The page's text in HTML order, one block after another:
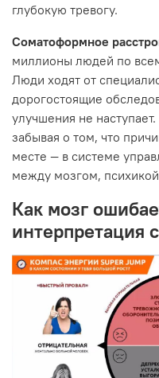
глубокую тревогу.
Соматоформное
миллионы людей по
Люди ходят от
дорогостоящие
улучшения не
забывая о том, что
месте — в системе
между мозгом,
Как мозг
интерпретация